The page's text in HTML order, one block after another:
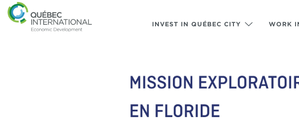
INVEST IN QUÉBEC CITY WORK